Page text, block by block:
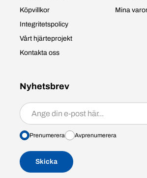
Köpvillkor
Integritetspolicy
Vårt hjärteprojekt
Kontakta oss
Mina
Nyhetsbrev
Prenumerera/avprenumerera
Prenumerera Avprenumerera
Skicka